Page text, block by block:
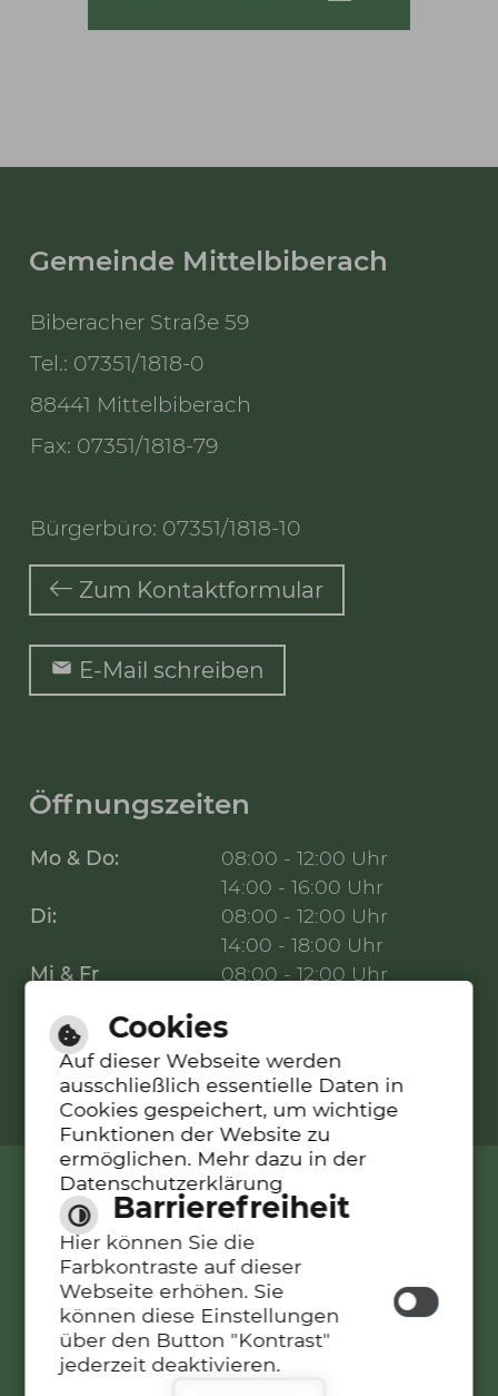
Gemeinde Mittelbiberach
Biberacher Straße 59
Tel.: 07351/1818-0
88441 Mittelbiberach
Fax: 07351/1818-79
Bürgerbüro: 07351/1818-10
Zum Kontaktformular
E-Mail schreiben
Öffnungszeiten
Mo & Do:
08:00 - 12:00 Uhr
14:00 - 16:00 Uhr
Di:
08:00 - 12:00 Uhr
14:00 - 18:00 Uhr
Mi & Fr
08:00 - 12:00 Uhr
Leichte Sprache
Gebärdensprache
Barrierefreie Ansicht
Inhalt
Cookies
Auf dieser Webseite werden
ausschließlich essentielle Daten in
Cookies gespeichert, um wichtige
Funktionen der Website zu
ermöglichen. Mehr dazu in der
Datenschutzerklärung
Barrierefreiheit
Hier können Sie die
Farbkontraste auf dieser
Webseite erhöhen. Sie
können diese Einstellungen
über den Button "Kontrast"
jederzeit deaktivieren.